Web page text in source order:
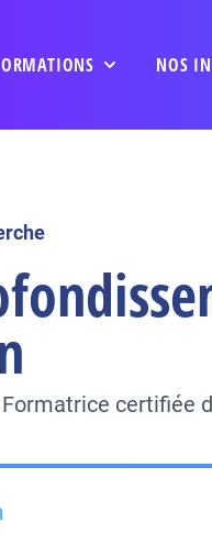
NOS
Formatrice certifiée